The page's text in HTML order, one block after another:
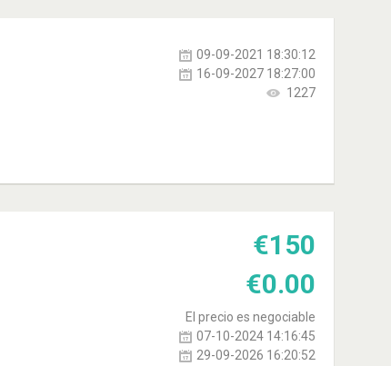
09-09-2021 18:30:12
16-09-2027 18:27:00
1227
€150
€0.00
El precio es negociable
07-10-2024 14:16:45
29-09-2026 16:20:52